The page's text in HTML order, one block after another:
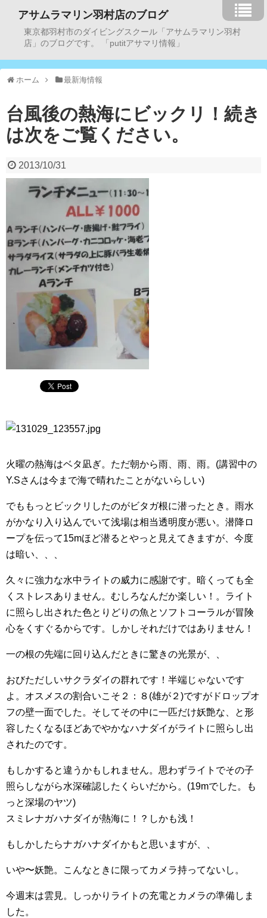
アサムラマリン羽村店のブログ
東京都羽村市のダイビングスクール「アサムラマリン羽村
店」のブログです。 「putitアサマリ情報」
ホーム 最新海情報
台風後の熱海にビックリ！続き
は次をご覧ください。
2013/10/31
火曜の熱海はベタ凪ぎ。ただ朝から雨、雨、雨。(講習中の
Y.Sさんは今まで海で晴れたことがないらしい)
でももっとビックリしたのがビタガ根に潜ったとき。雨水
がかなり入り込んでいて浅場は相当透明度が悪い。潜降ロ
ープを伝って15mほど潜るとやっと見えてきますが、今度
は暗い、、、
久々に強力な水中ライトの威力に感謝です。暗くっても全
くストレスありません。むしろなんだか楽しい！。ライト
に照らし出された色とりどりの魚とソフトコーラルが冒険
心をくすぐるからです。しかしそれだけではありません！
一の根の先端に回り込んだときに驚きの光景が、、
おびただしいサクラダイの群れです！半端じゃないです
よ。オスメスの割合いこそ２：８(雄が２)ですがドロップオ
フの壁一面でした。そしてその中に一匹だけ妖艶な、と形
容したくなるほどあでやかなハナダイがライトに照らし出
されたのです。
もしかすると違うかもしれません。思わずライトでその子
照らしながら水深確認したくらいだから。(19mでした。も
っと深場のヤツ)
スミレナガハナダイが熱海に！？しかも浅！
もしかしたらナガハナダイかもと思いますが、、
いや〜妖艶。こんなときに限ってカメラ持ってないし。
今週末は雲見。しっかりライトの充電とカメラの準備しま
した。